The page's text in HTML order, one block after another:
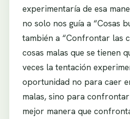
experimentaría de esa
no solo nos guía a “Cosas
también a “Confrontar las
cosas malas que se tienen
veces la tentación
oportunidad no para caer
malas, sino para
mejor manera que